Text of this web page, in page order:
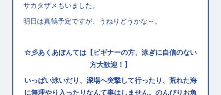
サカタザメもいました。
明日は真鶴予定ですが、うねりどうかな～。
☆彡あくあぽんては【ビギナーの方、泳ぎに自信のない
方大歓迎！】
いっぱい泳いだり、深場へ突撃して行ったり、荒れた海
に無理やり入ったりなんて事はしません。のんびりお魚